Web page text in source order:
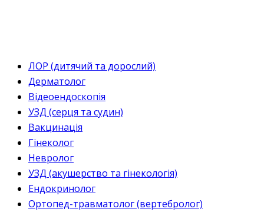
ЛОР (дитячий та дорослий)
Дерматолог
Відеоендоскопія
УЗД (серця та судин)
Вакцинація
Гінеколог
Невролог
УЗД (акушерство та гінекологія)
Ендокринолог
Ортопед-травматолог (вертебролог)